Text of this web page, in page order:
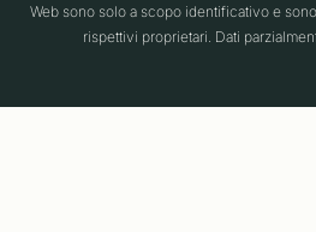
Web sono solo a scopo identificativo e
rispettivi proprietari. Dati